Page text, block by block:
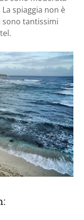
spiaggia non è
sono tantissimi